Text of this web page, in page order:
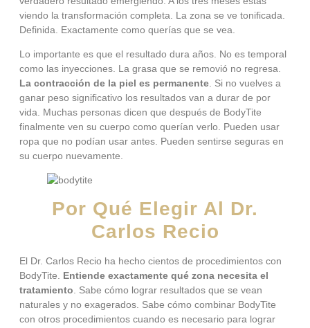
viendo la transformación completa. La zona se ve tonificada.
Definida. Exactamente como querías que se vea.
Lo importante es que el resultado dura años. No es temporal
como las inyecciones. La grasa que se removió no regresa.
La contracción de la piel es permanente . Si no vuelves a
ganar peso significativo los resultados van a durar de por
vida. Muchas personas dicen que después de BodyTite
finalmente ven su cuerpo como querían verlo. Pueden usar
ropa que no podían usar antes. Pueden sentirse seguras en
su cuerpo nuevamente.
Por Qué Elegir Al Dr.
Carlos Recio
El Dr. Carlos Recio ha hecho cientos de procedimientos con
BodyTite. Entiende exactamente qué zona necesita el
tratamiento. Sabe cómo lograr resultados que se vean
naturales y no exagerados. Sabe cómo combinar BodyTite
con otros procedimientos cuando es necesario para lograr